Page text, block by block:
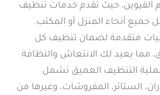
حيث تقدم خدمات تنظيف
أنحاء المنزل أو المكتب.
متقدمة لضمان تنظيف كل
مما يعيد لك الانتعاش والنظافة
التنظيف العميق تشمل
الستائر، المفروشات، وغيرها من